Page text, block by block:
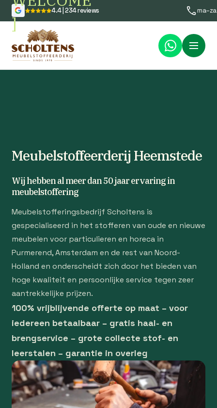
]
4.4 | 234 reviews
Menu
Meubelstoffeerderij Heemstede
Wij hebben al meer dan 50 jaar ervaring in
meubelstoffering
Meubelstofferingsbedrijf Scholtens is
gespecialiseerd in het stofferen van oude en nieuwe
meubelen voor particulieren en horeca in
Purmerend, Amsterdam en de rest van Noord-
Holland en onderscheidt zich door het bieden van
hoge kwaliteit en persoonlijke service tegen zeer
aantrekkelijke prijzen.
100% vrijblijvende offerte op maat – voor
iedereen betaalbaar – gratis haal- en
brengservice – grote collecte stof- en
leerstalen – garantie in overleg